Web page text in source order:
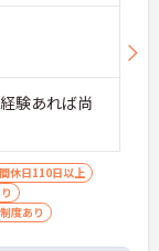
験あれば尚
休日110日以上
度あり